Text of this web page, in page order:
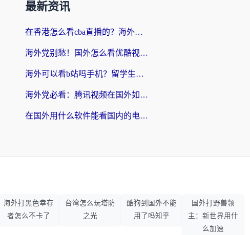
最新资讯
在香港怎么看cba直播的？海外党体育观赛终极指南：告别版权限制，畅享中文解说
海外党别愁！国外怎么看优酷视频？一招解决追剧、看直播难题
海外可以看b站吗手机？留学生亲测有效的回国加速指南
海外党必看：腾讯视频在国外如何解除地域限制？附优酷咪咕使用指南
在国外用什么软件能看国内的电视剧啊？留学生亲测有效的回国加速方案
海外打黑色幸存
者怎么不卡了
台湾怎么玩塔防
之光
酷狗到国外不能
用了吗知乎
国外打野兽领
主：新世界用什
么加速